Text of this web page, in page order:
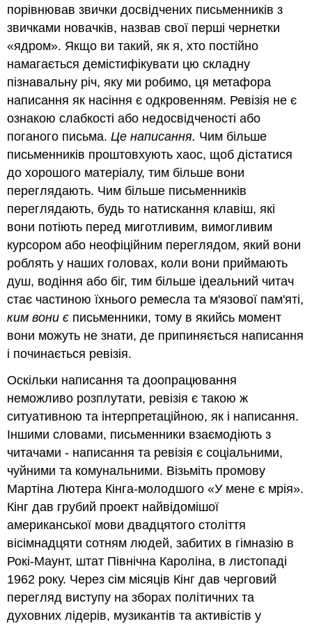
порівнював звички досвідчених письменників з
звичками новачків, назвав свої перші чернетки
«ядром». Якщо ви такий, як я, хто постійно
намагається демістифікувати цю складну
пізнавальну річ, яку ми робимо, ця метафора
написання як насіння є одкровенням. Ревізія не є
ознакою слабкості або недосвідченості або
поганого письма.Це написання. Чим більше
письменників проштовхують хаос, щоб дістатися
до хорошого матеріалу, тим більше вони
переглядають. Чим більше письменників
переглядають, будь то натискання клавіш, які
вони потіють перед миготливим, вимогливим
курсором або неофіційним переглядом, який вони
роблять у наших головах, коли вони приймають
душ, водіння або біг, тим більше ідеальний читач
стає частиною їхнього ремесла та м'язової пам'яті,
ким вони є письменники, тому в якийсь момент
вони можуть не знати, де припиняється написання
і починається ревізія.
Оскільки написання та доопрацювання
неможливо розплутати, ревізія є такою ж
ситуативною та інтерпретаційною, як і написання.
Іншими словами, письменники взаємодіють з
читачами - написання та ревізія є соціальними,
чуйними та комунальними. Візьміть промову
Мартіна Лютера Кінга-молодшого «У мене є мрія».
Кінг дав грубий проект найвідомішої
американської мови двадцятого століття
вісімнадцяти сотням людей, забитих в гімназію в
Рокі-Маунт, штат Північна Кароліна, в листопаді
1962 року. Через сім місяців Кінг дав черговий
перегляд виступу на зборах політичних та
духовних лідерів, музикантів та активістів у